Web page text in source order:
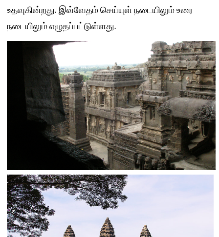
உதவுகின்றது. இவ்வேதம் செய்யுள் நடையிலும் உரை
நடையிலும் எழுதப்பட்டுள்ளது.